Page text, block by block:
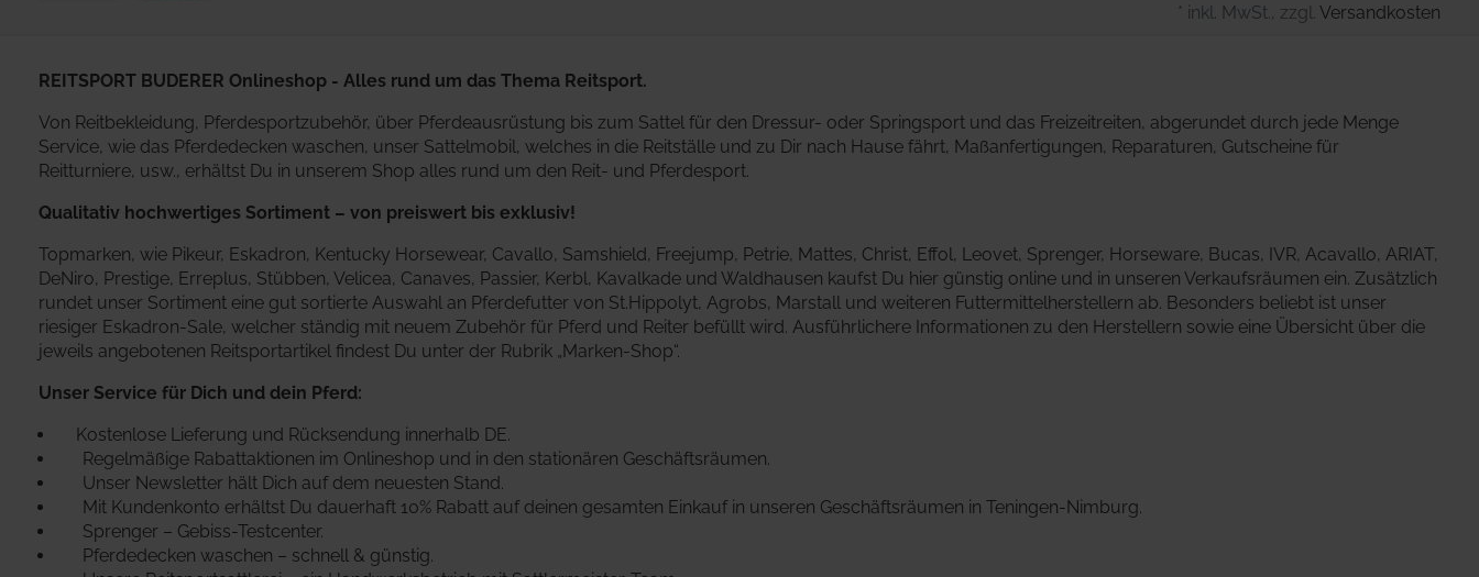
* inkl. MwSt., zzgl. Versandkosten
REITSPORT BUDERER Onlineshop - Alles rund um das Thema Reitsport.
Von Reitbekleidung, Pferdesportzubehör, über Pferdeausrüstung bis zum Sattel für den Dressur- oder Springsport und das Freizeitreiten, abgerundet durch jede Menge
Service, wie das Pferdedecken waschen, unser Sattelmobil, welches in die Reitställe und zu Dir nach Hause fährt, Maßanfertigungen, Reparaturen, Gutscheine für
Reitturniere, usw., erhältst Du in unserem Shop alles rund um den Reit- und Pferdesport.
Qualitativ hochwertiges Sortiment – von preiswert bis exklusiv!
Topmarken, wie Pikeur, Eskadron, Kentucky Horsewear, Cavallo, Samshield, Freejump, Petrie, Mattes, Christ, Effol, Leovet, Sprenger, Horseware, Bucas, IVR, Acavallo, ARIAT,
DeNiro, Prestige, Erreplus, Stübben, Velicea, Canaves, Passier, Kerbl, Kavalkade und Waldhausen kaufst Du hier günstig online und in unseren Verkaufsräumen ein. Zusätzlich
rundet unser Sortiment eine gut sortierte Auswahl an Pferdefutter von St.Hippolyt, Agrobs, Marstall und weiteren Futtermittelherstellern ab. Besonders beliebt ist unser
riesiger Eskadron-Sale, welcher ständig mit neuem Zubehör für Pferd und Reiter befüllt wird. Ausführlichere Informationen zu den Herstellern sowie eine Übersicht über die
jeweils angebotenen Reitsportartikel findest Du unter der Rubrik „Marken-Shop“.
Unser Service für Dich und dein Pferd:
Kostenlose Lieferung und Rücksendung innerhalb DE.
Regelmäßige Rabattaktionen im Onlineshop und in den stationären Geschäftsräumen.
Unser Newsletter hält Dich auf dem neuesten Stand.
Mit Kundenkonto erhältst Du dauerhaft 10% Rabatt auf deinen gesamten Einkauf in unseren Geschäftsräumen in Teningen-Nimburg.
Sprenger – Gebiss-Testcenter.
Pferdedecken waschen – schnell & günstig.